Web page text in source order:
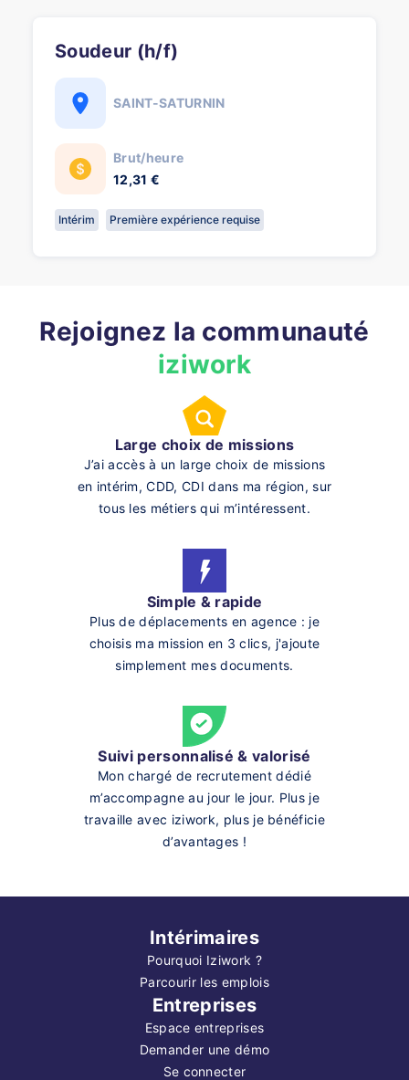
Soudeur (h/f)
SAINT-SATURNIN
Brut/heure
12,31 €
Intérim Première expérience requise
Rejoignez la communauté
iziwork
Large choix de missions
J’ai accès à un large choix de missions
en intérim, CDD, CDI dans ma région, sur
tous les métiers qui m’intéressent.
Simple & rapide
Plus de déplacements en agence : je
choisis ma mission en 3 clics, j'ajoute
simplement mes documents.
Suivi personnalisé & valorisé
Mon chargé de recrutement dédié
m’accompagne au jour le jour. Plus je
travaille avec iziwork, plus je bénéficie
d’avantages !
Intérimaires
Pourquoi Iziwork ?
Parcourir les emplois
Entreprises
Espace entreprises
Demander une démo
Se connecter